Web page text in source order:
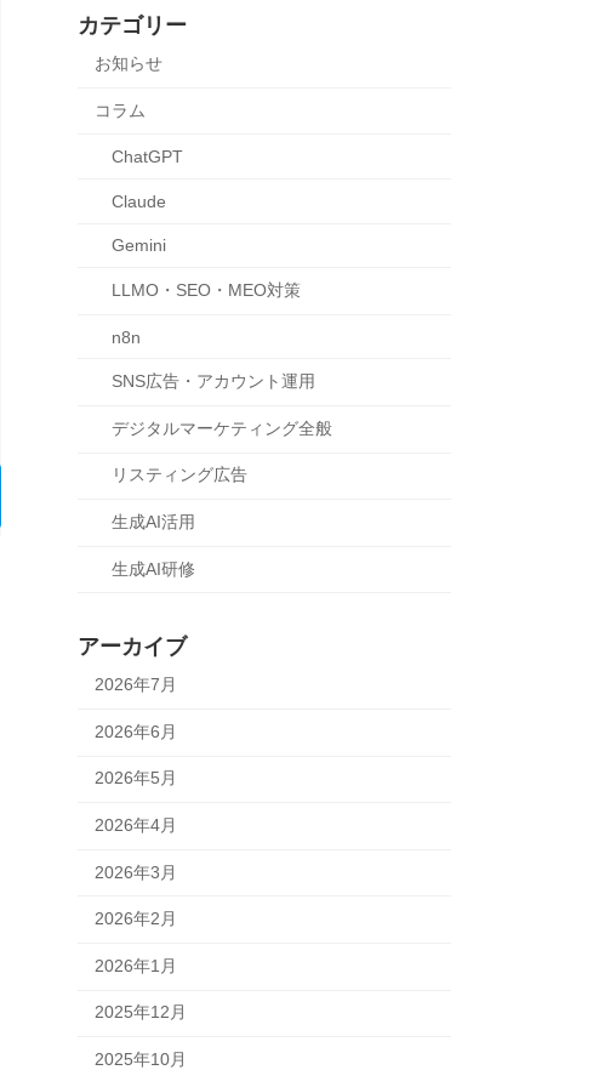
カテゴリー
お知らせ
コラム
ChatGPT
Claude
Gemini
LLMO・SEO・MEO対策
n8n
SNS広告・アカウント運用
デジタルマーケティング全般
リスティング広告
生成AI活用
生成AI研修
アーカイブ
2026年7月
2026年6月
2026年5月
2026年4月
2026年3月
2026年2月
2026年1月
2025年12月
2025年10月